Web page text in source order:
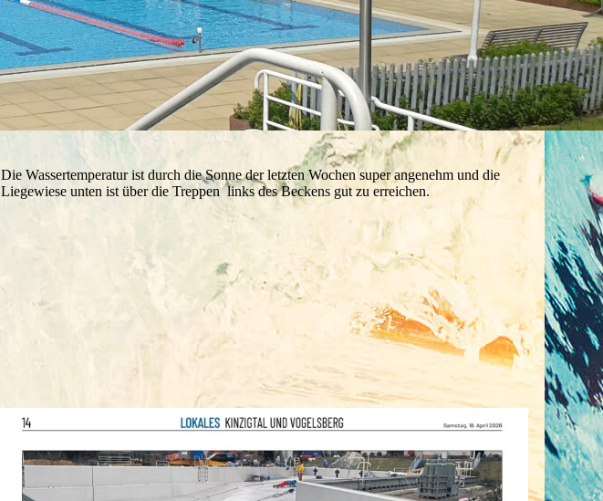
Die Wassertemperatur ist durch die Sonne der letzten Wochen super angenehm und die
Liegewiese unten ist über die Treppen links des Beckens gut zu erreichen.